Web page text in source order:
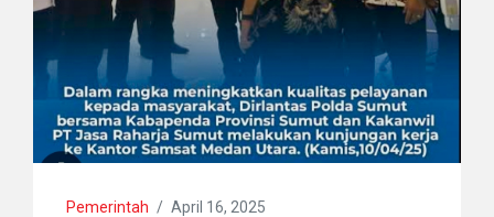
Pemerintah / April 16, 2025